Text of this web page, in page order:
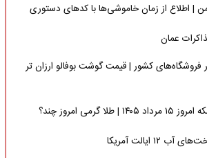
من | اطلاع از زمان خاموشی‌ها با کدهای دستوری
عمان
کشور | قیمت گوشت بوفالو ارزان تر
امروز چند؟
ایالت آمریکا